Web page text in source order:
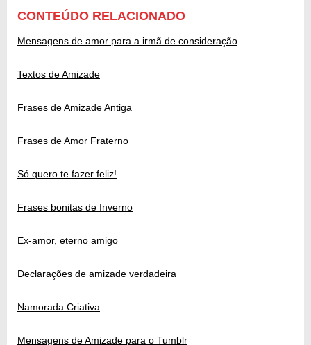
CONTEÚDO RELACIONADO
Mensagens de amor para a irmã de consideração
Textos de Amizade
Frases de Amizade Antiga
Frases de Amor Fraterno
Só quero te fazer feliz!
Frases bonitas de Inverno
Ex-amor, eterno amigo
Declarações de amizade verdadeira
Namorada Criativa
Mensagens de Amizade para o Tumblr